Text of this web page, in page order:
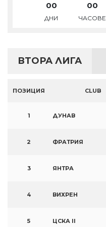
00
ДНИ
00
ЧАСОВЕ
ВТОРА ЛИГА
ПОЗИЦИЯ CLUB
1 ДУНАВ
2 ФРАТРИЯ
3 ЯНТРА
4 ВИХРЕН
5 ЦСКА II